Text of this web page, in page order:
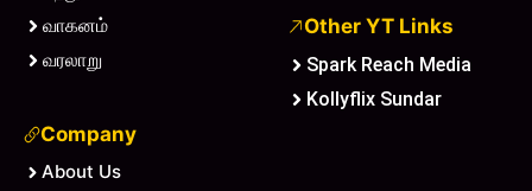
வாகனம்
வரலாறு
Other YT Links
Spark Reach Media
Kollyflix Sundar
Company
About Us